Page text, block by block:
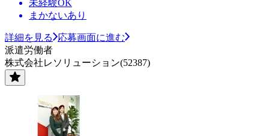
未経験OK
まかないあり
詳細を見る
応募画面に進む
派遣労働者
株式会社レソリューション(52387)